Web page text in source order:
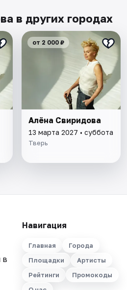
в других городах
от 2 000 ₽
Алёна Свиридова
13 марта 2027 • суббота
Тверь
в
Навигация
Главная
Города
Площадки
Артисты
Рейтинги
Промокоды